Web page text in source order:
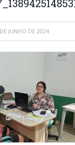
JUNHO DE 2024